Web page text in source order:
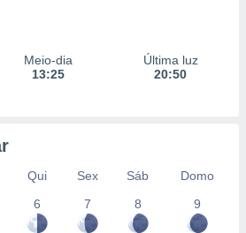
Meio-dia
13:25
Última luz
20:50
Qui Sex Sáb
Domo
6
7 8 9